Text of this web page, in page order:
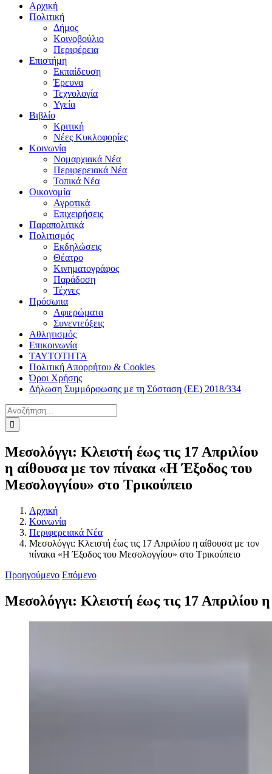
Αρχική
Πολιτική
Δήμος
Κοινοβούλιο
Περιφέρεια
Επιστήμη
Εκπαίδευση
Έρευνα
Τεχνολογία
Υγεία
Βιβλίο
Κριτική
Νέες Κυκλοφορίες
Κοινωνία
Νομαρχιακά Νέα
Περιφερειακά Νέα
Τοπικά Νέα
Οικονομία
Αγροτικά
Επιχειρήσεις
Παραπολιτικά
Πολιτισμός
Εκδηλώσεις
Θέατρο
Κινηματογράφος
Παράδοση
Τέχνες
Πρόσωπα
Αφιερώματα
Συνεντεύξεις
Αθλητισμός
Επικοινωνία
ΤΑΥΤΟΤΗΤΑ
Πολιτική Απορρήτου & Cookies
Όροι Χρήσης
Δήλωση Συμμόρφωσης με τη Σύσταση (ΕΕ) 2018/334
Αναζήτηση
για:
Μεσολόγγι: Κλειστή έως τις 17 Απριλίου
η αίθουσα με τον πίνακα «Η Έξοδος του
Μεσολογγίου» στο Τρικούπειο
Αρχική
Κοινωνία
Περιφερειακά Νέα
Μεσολόγγι: Κλειστή έως τις 17 Απριλίου η αίθουσα με τον
πίνακα «Η Έξοδος του Μεσολογγίου» στο Τρικούπειο
Προηγούμενο Επόμενο
Μεσολόγγι: Κλειστή έως τις 17 Απριλίου